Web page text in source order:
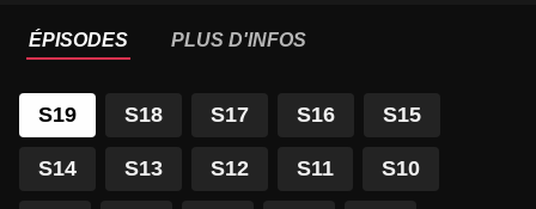
ÉPISODES PLUS D'INFOS
S19 S18 S17 S16 S15
S14 S13 S12 S11 S10